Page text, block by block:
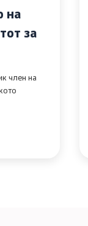
на
за
член на